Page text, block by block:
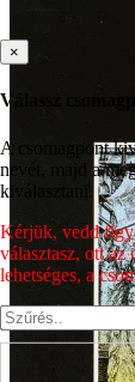
×
Válassz
A csomagpont
nevét, majd a
kiválasztani.
Kérjük, vedd
választasz, ott az
lehetséges, a